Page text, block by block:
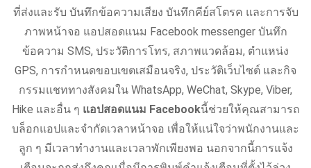
ที่ส่งและรับ บันทึกข้อความเสียง บันทึกคีย์สโตรค และการจับ
ภาพหน้าจอ แอปสอดแนม Facebook messenger บันทึก
ข้อความ SMS, ประวัติการโทร, สภาพแวดล้อม, ตําแหน่ง
GPS, การกำหนดขอบเขตเสมือนจริง, ประวัติเว็บไซต์ และกิจ
กรรมแชททางสังคมใน WhatsApp, WeChat, Skype, Viber,
Hike และอื่น ๆ แอปสอดแนม Facebookนี้ช่วยให้คุณสามารถ
บล็อกแอปและจํากัดเวลาหน้าจอ เพื่อให้แน่ใจว่าพนักงานและ
ลูก ๆ มีเวลาทํางานและเวลาพักเพียงพอ นอกจากนี้การแจ้ง